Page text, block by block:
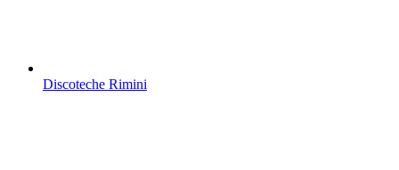
Discoteche Rimini